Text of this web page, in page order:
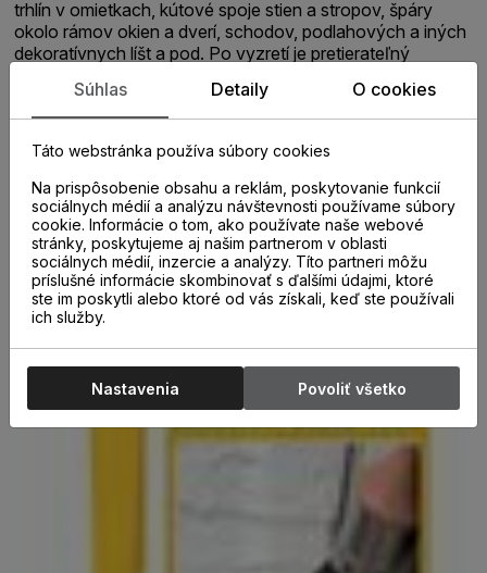
trhlín v omietkach, kútové spoje stien a stropov, špáry
okolo rámov okien a dverí, schodov, podlahových a iných
dekoratívnych líšt a pod. Po vyzretí je pretierateľný
veľmi jednoducho použiteľný - farebne stály, po vytvrdnutí
vodeodolný - veľmi dobrá priľnavosť k poréznym aj
neporéznym materiálom - po vytvrdnutí pretierateľný
farbami PRÍKLADY POUŽITIA - spoje s dilatáciou do 15%
- tmelenie spojov a prasklín v sadrokartónoch - pripájacie
špáry rámov okien a zárubní dverí v interiéri - utesnenie
špár medzi stenami a okennými parapetmi z interiéru -
spoje dekoratívnych líšt a stien PRACOVNÝ POSTUP
Pracovný postup nájdete v technickom liste
Súhlas Detaily O cookies
Táto webstránka používa súbory cookies
Na prispôsobenie obsahu a reklám, poskytovanie funkcií
sociálnych médií a analýzu návštevnosti používame súbory
cookie. Informácie o tom, ako používate naše webové
stránky, poskytujeme aj našim partnerom v oblasti
sociálnych médií, inzercie a analýzy. Títo partneri môžu
príslušné informácie skombinovať s ďalšími údajmi, ktoré
ste im poskytli alebo ktoré od vás získali, keď ste používali
ich služby.
Nastavenia Povoliť všetko